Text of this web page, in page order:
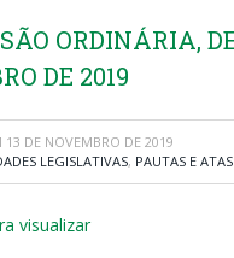
ORDINÁRIA,
DE 2019
13 DE NOVEMBRO DE 2019
LEGISLATIVAS, PAUTAS E
visualizar